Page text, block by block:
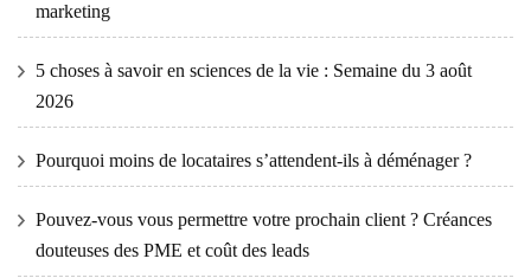
marketing
5 choses à savoir en sciences de la vie : Semaine du 3 août
2026
Pourquoi moins de locataires s’attendent-ils à déménager ?
Pouvez-vous vous permettre votre prochain client ? Créances
douteuses des PME et coût des leads